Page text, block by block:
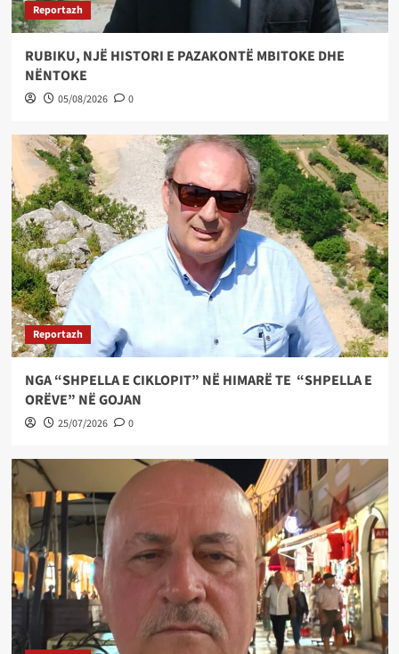
Reportazh
RUBIKU, NJË HISTORI E PAZAKONTË MBITOKE DHE
NËNTOKE
05/08/2026 0
Reportazh
NGA “SHPELLA E CIKLOPIT” NË HIMARË TE “SHPELLA E
ORËVE” NË GOJAN
25/07/2026 0